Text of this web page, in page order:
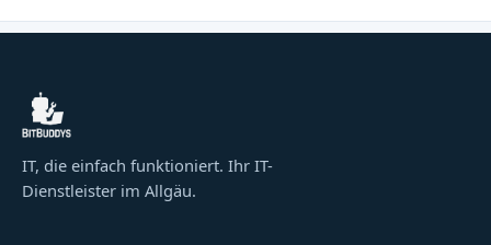
IT, die einfach funktioniert. Ihr IT-
Dienstleister im Allgäu.